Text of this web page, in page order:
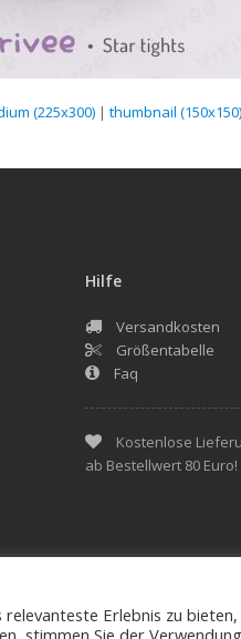
(225x300)| thumbnail (150x150)
Hilfe
Versandkosten
Größentabelle
Faq
Kostenlose
ab Bestellwert 80 Euro!
Erlebnis zu
stimmen Sie der